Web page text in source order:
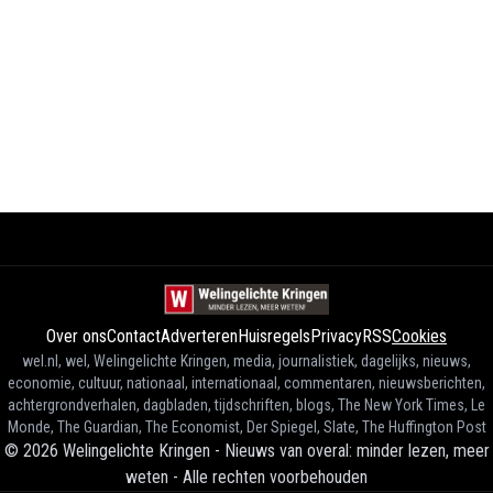
Over onsContactAdverterenHuisregelsPrivacyRSSCookies
wel.nl, wel, Welingelichte Kringen, media, journalistiek, dagelijks, nieuws,
economie, cultuur, nationaal, internationaal, commentaren, nieuwsberichten,
achtergrondverhalen, dagbladen, tijdschriften, blogs, The New York Times, Le
Monde, The Guardian, The Economist, Der Spiegel, Slate, The Huffington Post
© 2026 Welingelichte Kringen - Nieuws van overal: minder lezen, meer
weten - Alle rechten voorbehouden